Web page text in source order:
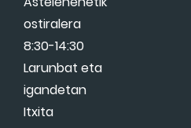
ostiralera
8:30-14:30
Larunbat eta
igandetan
Itxita